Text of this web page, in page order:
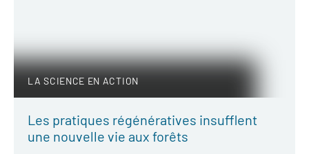
LA SCIENCE EN ACTION
Les pratiques régénératives insufflent
une nouvelle vie aux forêts